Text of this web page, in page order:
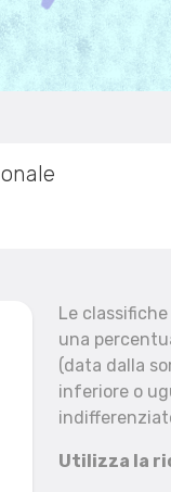
Reset filtri
Le
una
(data dalla
inferiore o
Utilizza la